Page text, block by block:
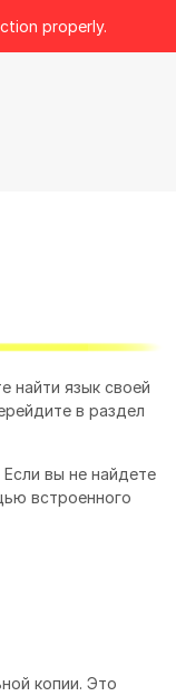
properly.
найти язык своей
в раздел
вы не найдете
встроенного
копии. Это